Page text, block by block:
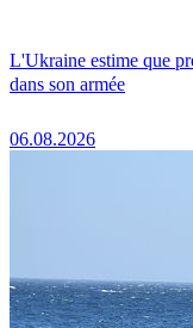
L'Ukraine estime que
dans son armée
06.08.2026